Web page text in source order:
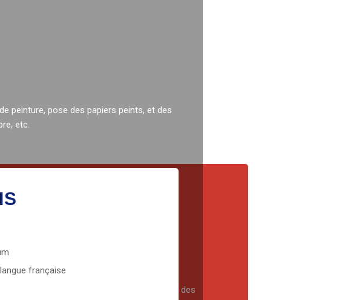
peinture, pose des papiers peints, et des
etc.
française
d’adaptation à tout type de chantier
pour la décoration et sensibilité à l’harmonie des